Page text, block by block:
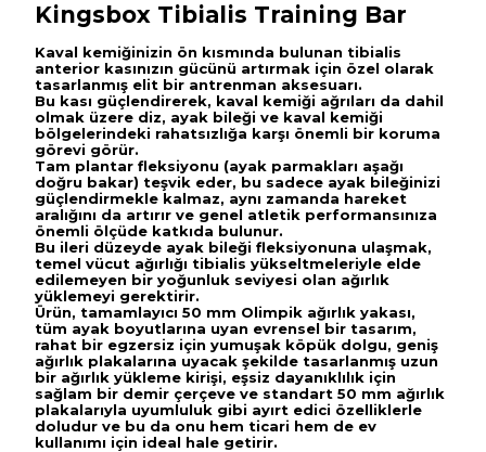
Kingsbox Tibialis Training Bar
Kaval kemiğinizin ön kısmında bulunan tibialis
anterior kasınızın gücünü artırmak için özel olarak
tasarlanmış elit bir antrenman aksesuarı.
Bu kası güçlendirerek, kaval kemiği ağrıları da dahil
olmak üzere diz, ayak bileği ve kaval kemiği
bölgelerindeki rahatsızlığa karşı önemli bir koruma
görevi görür.
Tam plantar fleksiyonu (ayak parmakları aşağı
doğru bakar) teşvik eder, bu sadece ayak bileğinizi
güçlendirmekle kalmaz, aynı zamanda hareket
aralığını da artırır ve genel atletik performansınıza
önemli ölçüde katkıda bulunur.
Bu ileri düzeyde ayak bileği fleksiyonuna ulaşmak,
temel vücut ağırlığı tibialis yükseltmeleriyle elde
edilemeyen bir yoğunluk seviyesi olan ağırlık
yüklemeyi gerektirir.
Ürün, tamamlayıcı 50 mm Olimpik ağırlık yakası,
tüm ayak boyutlarına uyan evrensel bir tasarım,
rahat bir egzersiz için yumuşak köpük dolgu, geniş
ağırlık plakalarına uyacak şekilde tasarlanmış uzun
bir ağırlık yükleme kirişi, eşsiz dayanıklılık için
sağlam bir demir çerçeve ve standart 50 mm ağırlık
plakalarıyla uyumluluk gibi ayırt edici özelliklerle
doludur ve bu da onu hem ticari hem de ev
kullanımı için ideal hale getirir.